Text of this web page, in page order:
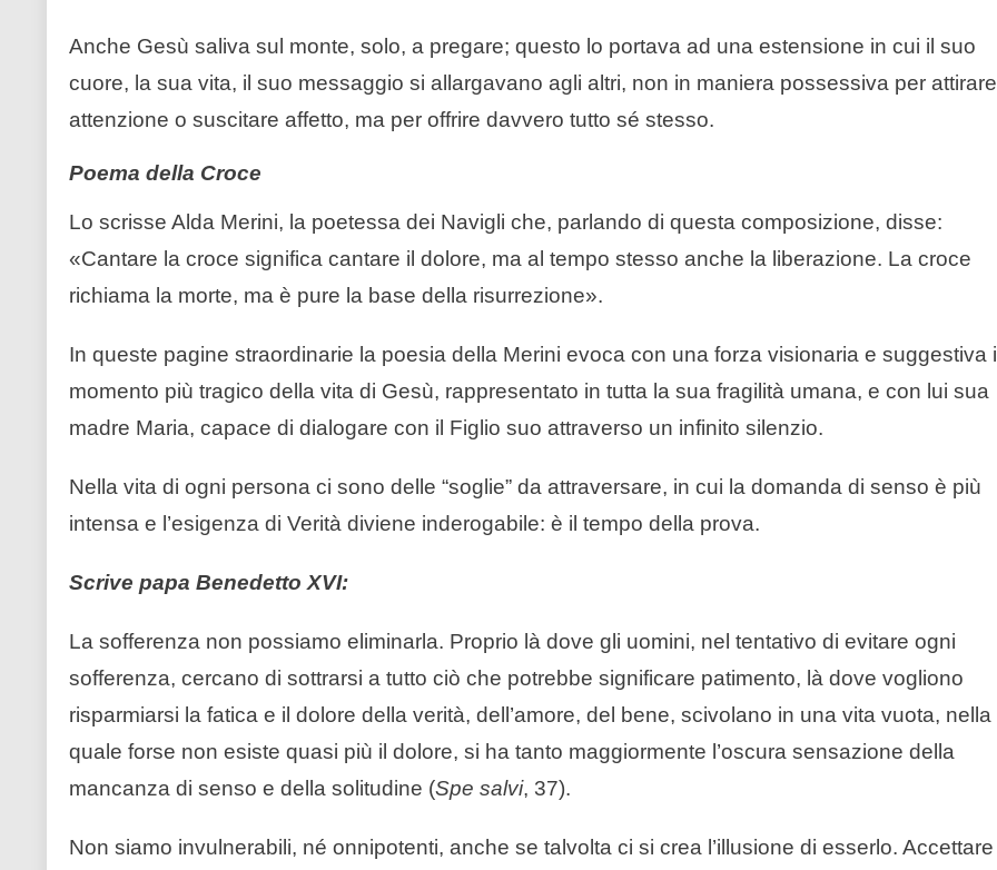
Anche Gesù saliva sul monte, solo, a pregare; questo lo portava ad una estensione in cui il suo
cuore, la sua vita, il suo messaggio si allargavano agli altri, non in maniera possessiva per attirare
attenzione o suscitare affetto, ma per offrire davvero tutto sé stesso.
Poema della Croce
Lo scrisse Alda Merini, la poetessa dei Navigli che, parlando di questa composizione, disse:
«Cantare la croce significa cantare il dolore, ma al tempo stesso anche la liberazione. La croce
richiama la morte, ma è pure la base della risurrezione».
In queste pagine straordinarie la poesia della Merini evoca con una forza visionaria e suggestiva
momento più tragico della vita di Gesù, rappresentato in tutta la sua fragilità umana, e con lui sua
madre Maria, capace di dialogare con il Figlio suo attraverso un infinito silenzio.
Nella vita di ogni persona ci sono delle “soglie” da attraversare, in cui la domanda di senso è più
intensa e l’esigenza di Verità diviene inderogabile: è il tempo della prova.
Scrive papa Benedetto XVI:
La sofferenza non possiamo eliminarla. Proprio là dove gli uomini, nel tentativo di evitare ogni
sofferenza, cercano di sottrarsi a tutto ciò che potrebbe significare patimento, là dove vogliono
risparmiarsi la fatica e il dolore della verità, dell’amore, del bene, scivolano in una vita vuota, nella
quale forse non esiste quasi più il dolore, si ha tanto maggiormente l’oscura sensazione della
mancanza di senso e della solitudine (Spe salvi, 37).
Non siamo invulnerabili, né onnipotenti, anche se talvolta ci si crea l’illusione di esserlo. Accettare